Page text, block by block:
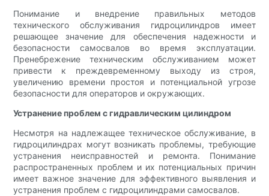
Понимание и внедрение правильных методов
технического обслуживания гидроцилиндров имеет
решающее значение для обеспечения надежности и
безопасности самосвалов во время эксплуатации.
Пренебрежение техническим обслуживанием может
привести к преждевременному выходу из строя,
увеличению времени простоя и потенциальной угрозе
безопасности для операторов и окружающих.
Устранение проблем с гидравлическим цилиндром
Несмотря на надлежащее техническое обслуживание, в
гидроцилиндрах могут возникать проблемы, требующие
устранения неисправностей и ремонта. Понимание
распространенных проблем и их потенциальных причин
имеет важное значение для эффективного выявления и
устранения проблем с гидроцилиндрами самосвалов.